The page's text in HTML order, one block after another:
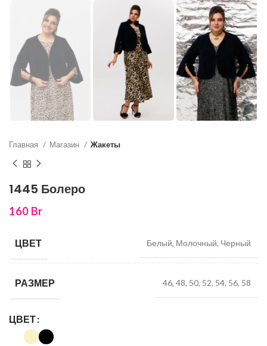
Главная Магазин Жакеты
1445 Болеро
160 Br
ЦВЕТ Белый, Молочный, Черный
РАЗМЕР 46, 48, 50, 52, 54, 56, 58
ЦВЕТ